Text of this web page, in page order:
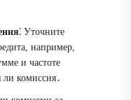
⁚ Уточните
например,
и частоте
ли комиссия․